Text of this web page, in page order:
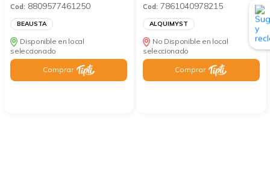
Cod: 8809577461250
BEAUSTA
Disponible en local
seleccionado
Comprar
Cod: 7861040978215
ALQUIMYST
No Disponible en local
seleccionado
Comprar